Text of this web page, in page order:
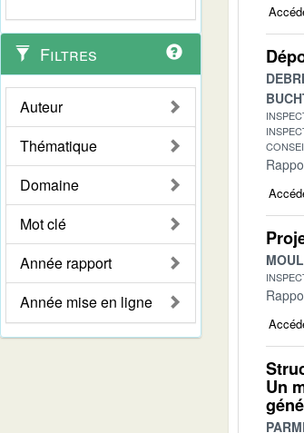
Filtres
Auteur
Thématique
Domaine
Mot clé
Année rapport
Année mise en ligne
Un